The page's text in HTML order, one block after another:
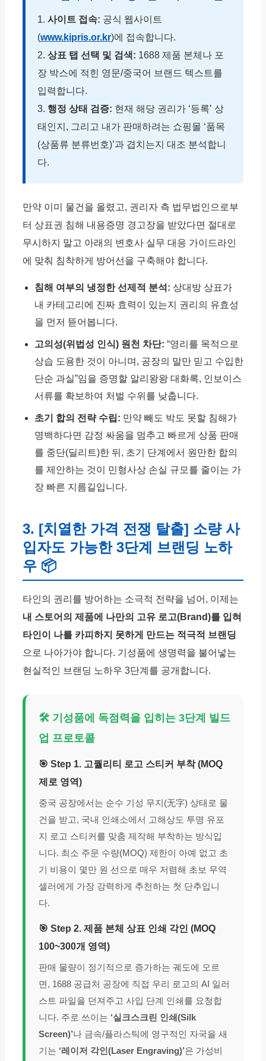
1. 사이트 접속: 공식 웹사이트
(www.kipris.or.kr)에 접속합니다.
2. 상표 탭 선택 및 검색: 1688 제품 본체나 포
장 박스에 적힌 영문/중국어 브랜드 텍스트를
입력합니다.
3. 행정 상태 검증: 현재 해당 권리가 ‘등록’ 상
태인지, 그리고 내가 판매하려는 쇼핑몰 ‘품목
(상품류 분류번호)’과 겹치는지 대조 분석합니
다.
만약 이미 물건을 올렸고, 권리자 측 법무법인으로부
터 상표권 침해 내용증명 경고장을 받았다면 절대로
무시하지 말고 아래의 변호사 실무 대응 가이드라인
에 맞춰 침착하게 방어선을 구축해야 합니다.
침해 여부의 냉정한 선제적 분석: 상대방 상표가
내 카테고리에 진짜 효력이 있는지 권리의 유효성
을 먼저 뜯어봅니다.
고의성(위법성 인식) 원천 차단: “영리를 목적으로
상습 도용한 것이 아니며, 공장의 말만 믿고 수입한
단순 과실”임을 증명할 알리왕왕 대화록, 인보이스
서류를 확보하여 처벌 수위를 낮춥니다.
초기 합의 전략 수립: 만약 빼도 박도 못할 침해가
명백하다면 감정 싸움을 멈추고 빠르게 상품 판매
를 중단(딜리트)한 뒤, 초기 단계에서 원만한 합의
를 제안하는 것이 민형사상 손실 규모를 줄이는 가
장 빠른 지름길입니다.
3. [치열한 가격 전쟁 탈출] 소량 사
입자도 가능한 3단계 브랜딩 노하
우 📦
타인의 권리를 방어하는 소극적 전략을 넘어, 이제는
내 스토어의 제품에 나만의 고유 로고(Brand)를 입혀
타인이 나를 카피하지 못하게 만드는 적극적 브랜딩
으로 나아가야 합니다. 기성품에 생명력을 불어넣는
현실적인 브랜딩 노하우 3단계를 공개합니다.
🛠 기성품에 독점력을 입히는 3단계 빌드
업 프로토콜
🎯 Step 1. 고퀄리티 로고 스티커 부착 (MOQ
제로 영역)
중국 공장에서는 순수 기성 무지(无字) 상태로 물
건을 받고, 국내 인쇄소에서 고해상도 투명 유포
지 로고 스티커를 맞춤 제작해 부착하는 방식입
니다. 최소 주문 수량(MOQ) 제한이 아예 없고 초
기 비용이 몇만 원 선으로 매우 저렴해 초보 무역
셀러에게 가장 강력하게 추천하는 첫 단추입니
다.
🎯 Step 2. 제품 본체 상표 인쇄 각인 (MOQ
100~300개 영역)
판매 물량이 정기적으로 증가하는 궤도에 오르
면, 1688 공급처 공장에 직접 우리 로고의 AI 일러
스트 파일을 던져주고 사입 단계 인쇄를 요청합
니다. 주로 쓰이는 ‘실크스크린 인쇄(Silk
Screen)’나 금속/플라스틱에 영구적인 자국을 새
기는 ‘레이저 각인(Laser Engraving)’은 가성비